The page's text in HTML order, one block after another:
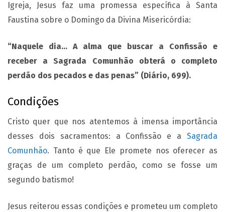
Igreja, Jesus faz uma promessa específica à Santa
Faustina sobre o Domingo da Divina Misericórdia:
“Naquele dia… A alma que buscar a Confissão e
receber a Sagrada Comunhão obterá o completo
perdão dos pecados e das penas” (Diário, 699).
Condições
Cristo quer que nos atentemos à imensa importância
desses dois sacramentos: a Confissão e a Sagrada
Comunhão. Tanto é que Ele promete nos oferecer as
graças de um completo perdão, como se fosse um
segundo batismo!
Jesus reiterou essas condições e prometeu um completo